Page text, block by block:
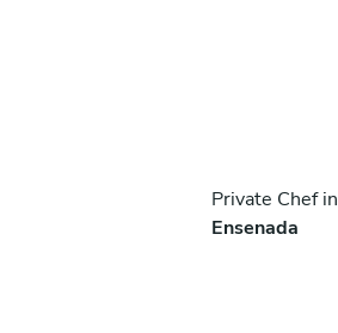
Private Chef in
Ensenada